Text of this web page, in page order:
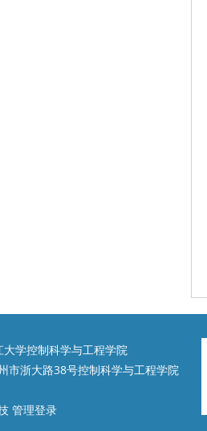
学控制科学与工程学院
市浙大路38号控制科学与工程学院
管理登录